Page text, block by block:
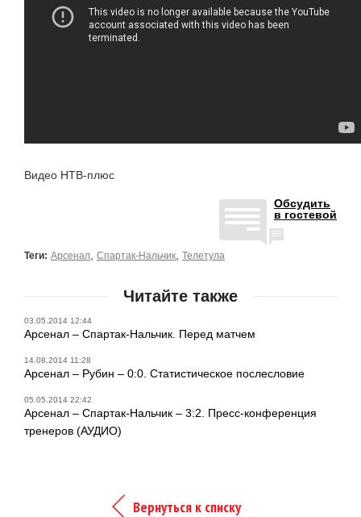
Видео НТВ-плюс
Обсудить
в гостевой
Теги: Арсенал Спартак-Нальчик Телетула
Читайте также
03.05.2014 12:44
Арсенал – Спартак-Нальчик. Перед матчем
14.08.2014 11:28
Арсенал – Рубин – 0:0. Статистическое послесловие
05.05.2014 22:42
Арсенал – Спартак-Нальчик – 3:2. Пресс-конференция
тренеров (АУДИО)
Вернуться к списку